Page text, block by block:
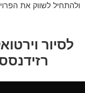
ולהתחיל לשווק את
לסיור